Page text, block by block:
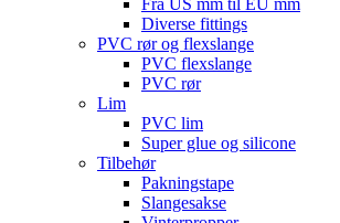
Fra US mm til EU mm
Diverse fittings
PVC rør og flexslange
PVC flexslange
PVC rør
Lim
PVC lim
Super glue og silicone
Tilbehør
Pakningstape
Slangesakse